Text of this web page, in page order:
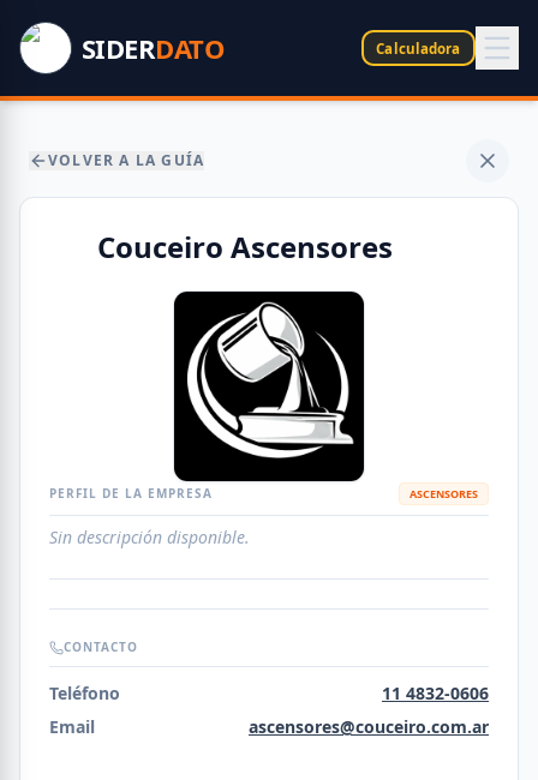
SIDERDATO Calculadora
VOLVER A LA GUÍA
Couceiro Ascensores
PERFIL DE LA EMPRESA ASCENSORES
Sin descripción disponible.
CONTACTO
Teléfono
11 4832-0606
Email
ascensores@couceiro.com.ar